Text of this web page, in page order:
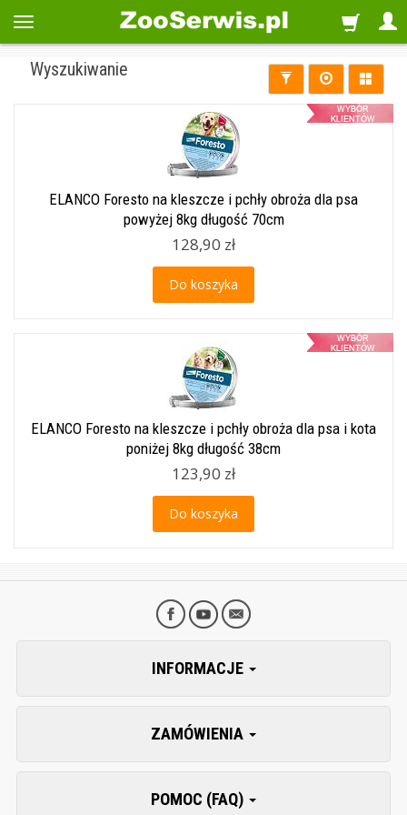
Wyszukiwanie
ELANCO Foresto na kleszcze i pchły obroża dla psa
powyżej 8kg długość 70cm
128,90 zł
Do koszyka
ELANCO Foresto na kleszcze i pchły obroża dla psa i kota
poniżej 8kg długość 38cm
123,90 zł
Do koszyka
INFORMACJE
ZAMÓWIENIA
POMOC (FAQ)